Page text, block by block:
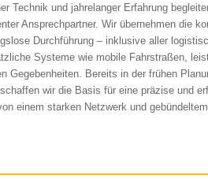
Technik und jahrelanger Erfahrung
Ansprechpartner. Wir übernehmen die
Durchführung – inklusive aller
Systeme wie mobile Fahrstraßen,
Gegebenheiten. Bereits in der frühen
wir die Basis für eine präzise und
einem starken Netzwerk und